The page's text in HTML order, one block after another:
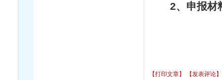
2、申报材
【打印文章】 【发表评论】